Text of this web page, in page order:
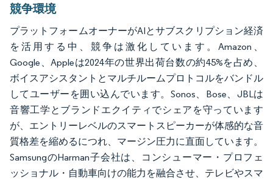
競争環境
プラットフォームオーナーがAIとサブスクリプション経済
を活用する中、競争は激化しています。Amazon、
Google、Appleは2024年の世界出荷台数の約45%を占め、
ボイスアシスタントとマルチルームプロトコルをバンドル
してユーザーを囲い込んでいます。Sonos、Bose、JBLは
音響工学とブランドエクイティでシェアを守っています
が、エントリーレベルのスマートスピーカーが体感的な音
質格差を縮めるにつれ、マージン圧力に直面しています。
SamsungのHarman子会社は、コンシューマー・プロフェ
ッショナル・自動車向けの能力を融合させ、テレビやスマ